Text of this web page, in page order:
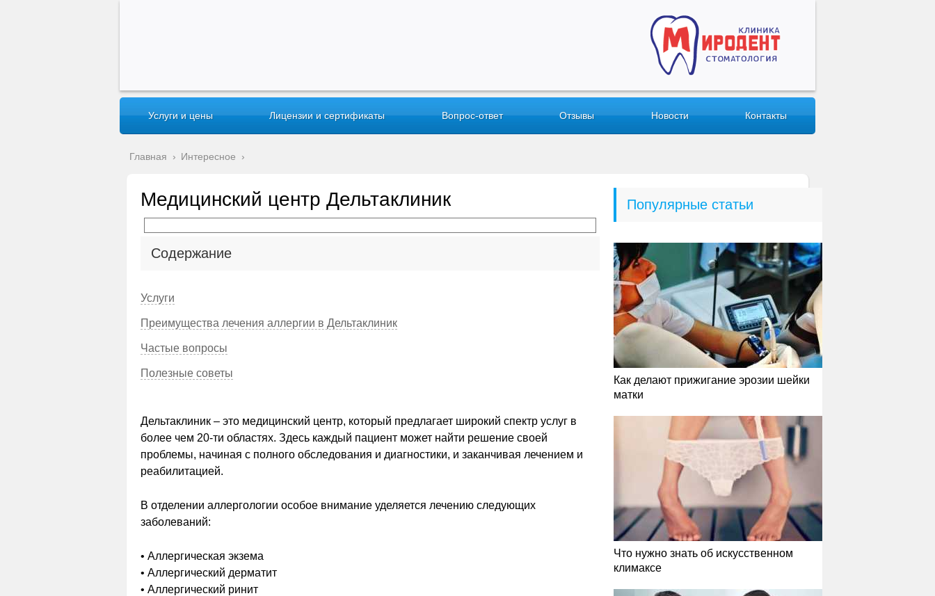
Услуги и цены Лицензии и сертификаты Вопрос-ответ Отзывы Новости Контакты
Главная › Интересное ›
Медицинский центр Дельтаклиник
Содержание
Услуги
Преимущества лечения аллергии в Дельтаклиник
Частые вопросы
Полезные советы
Дельтаклиник – это медицинский центр, который предлагает широкий спектр услуг в
более чем 20-ти областях. Здесь каждый пациент может найти решение своей
проблемы, начиная с полного обследования и диагностики, и заканчивая лечением и
реабилитацией.
В отделении аллергологии особое внимание уделяется лечению следующих
заболеваний:
• Аллергическая экзема
• Аллергический дерматит
• Аллергический ринит
Популярные статьи
Как делают прижигание эрозии шейки
матки
Что нужно знать об искусственном
климаксе